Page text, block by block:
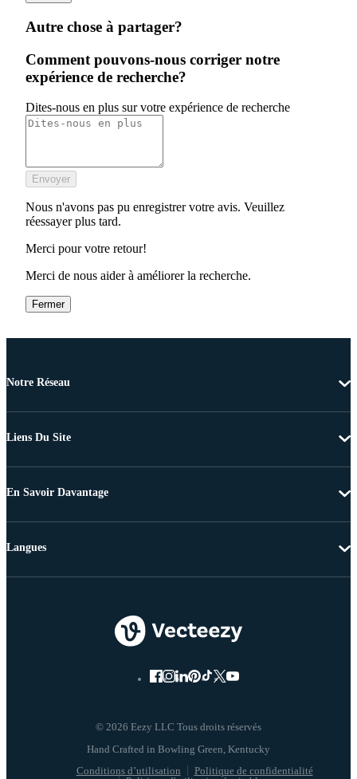
Autre chose à partager?
Comment pouvons-nous corriger notre
expérience de recherche?
Dites-nous en plus sur votre expérience de recherche
Envoyer
Nous n'avons pas pu enregistrer votre avis. Veuillez
réessayer plus tard.
Merci pour votre retour!
Merci de nous aider à améliorer la recherche.
Fermer
Notre Réseau
Liens Du Site
En Savoir Davantage
© 2026 Eezy LLC Tous droits réservés
Conditions d’utilisation
Politique de confidentialité
Langues